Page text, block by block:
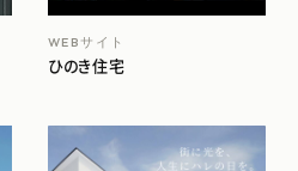
WEBサイト
ひのき住宅